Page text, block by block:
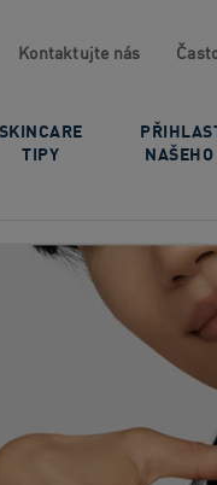
Kontaktujte nás
SKINCARE
TIPY